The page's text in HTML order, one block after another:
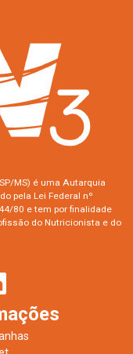
MS) é uma Autarquia
pela Lei Federal nº
80 e tem por finalidade
do Nutricionista e do